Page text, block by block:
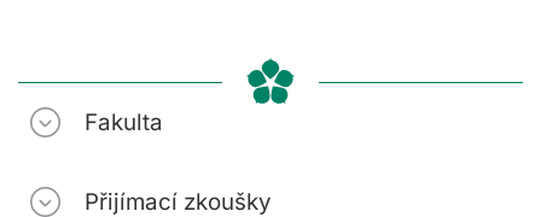
Fakulta
Přijímací zkoušky